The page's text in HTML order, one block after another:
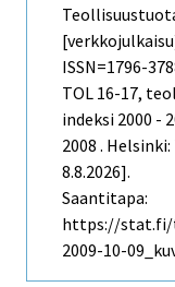
ISSN=1796-
TOL 16-17,
indeksi 2000 -
2008 .
8.8.2026].
Saantitapa:
https://stat.fi/
2009-10-